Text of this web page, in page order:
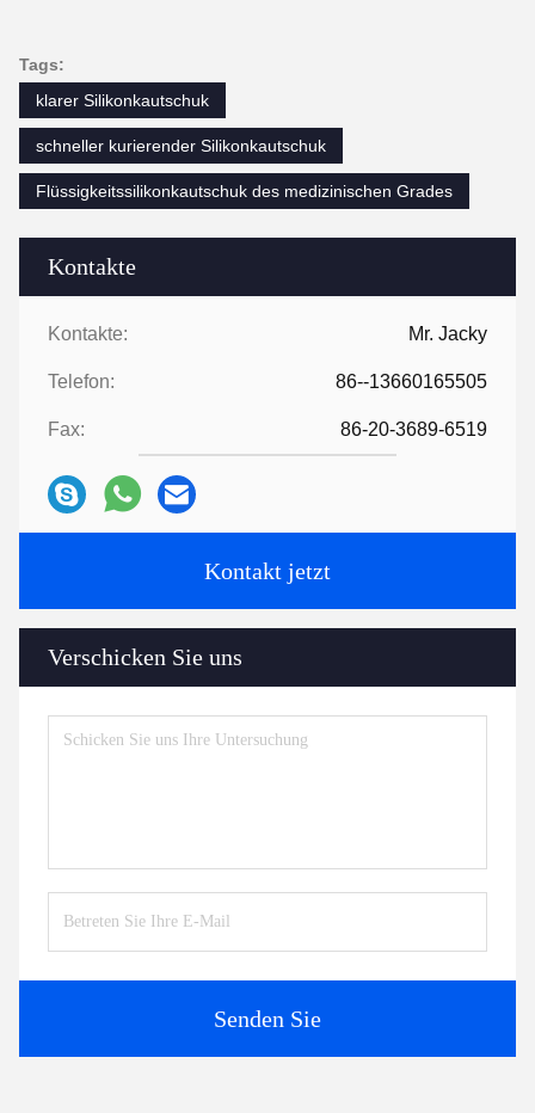
Kontakte
Kontakte: Mr. Jacky
Telefon: 86--13660165505
Fax: 86-20-3689-6519
Kontakt jetzt
Verschicken Sie uns
Senden Sie
Tags:
klarer Silikonkautschuk
schneller kurierender Silikonkautschuk
Flüssigkeitssilikonkautschuk des medizinischen Grades